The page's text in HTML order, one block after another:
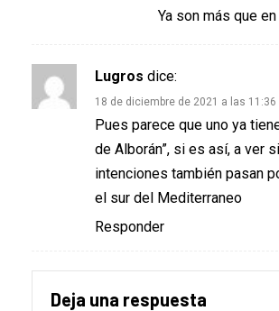
Ya son más que en
Lugros dice:
18 de diciembre de 2021 a las 11:36
Pues parece que uno ya
de Alborán”, si es así, a ver
intenciones también pasan
el sur del Mediterraneo
Responder
Deja una respuesta